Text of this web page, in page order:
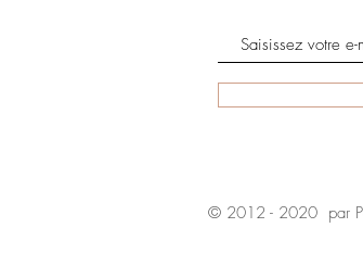
© 2012 - 2020 par